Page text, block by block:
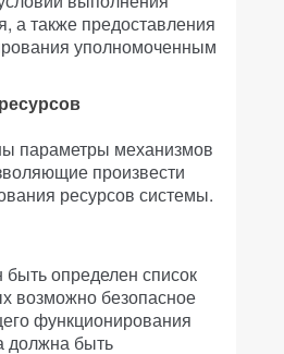
а также предоставления
уполномоченным
параметры механизмов
произвести
ресурсов системы.
определен список
возможно безопасное
функционирования
должна быть